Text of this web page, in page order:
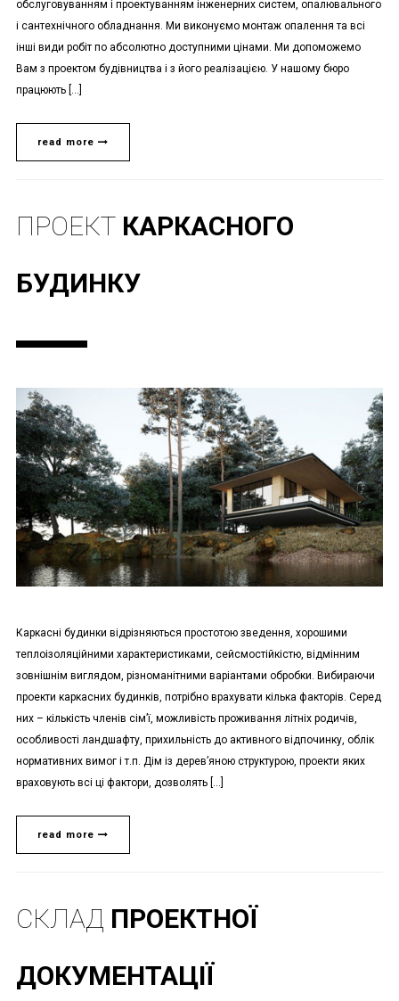
обслуговуванням і проектуванням інженерних систем, опалювального
і сантехнічного обладнання. Ми виконуємо монтаж опалення та всі
інші види робіт по абсолютно доступними цінами. Ми допоможемо
Вам з проектом будівництва і з його реалізацією. У нашому бюро
працюють […]
read more
ПРОЕКТ КАРКАСНОГО
БУДИНКУ
Каркасні будинки відрізняються простотою зведення, хорошими
теплоізоляційними характеристиками, сейсмостійкістю, відмінним
зовнішнім виглядом, різноманітними варіантами обробки. Вибираючи
проекти каркасних будинків, потрібно врахувати кілька факторів. Серед
них – кількість членів сім’ї, можливість проживання літніх родичів,
особливості ландшафту, прихильність до активного відпочинку, облік
нормативних вимог і т.п. Дім із дерев’яною структурою, проекти яких
враховують всі ці фактори, дозволять […]
read more
СКЛАД ПРОЕКТНОЇ
ДОКУМЕНТАЦІЇ